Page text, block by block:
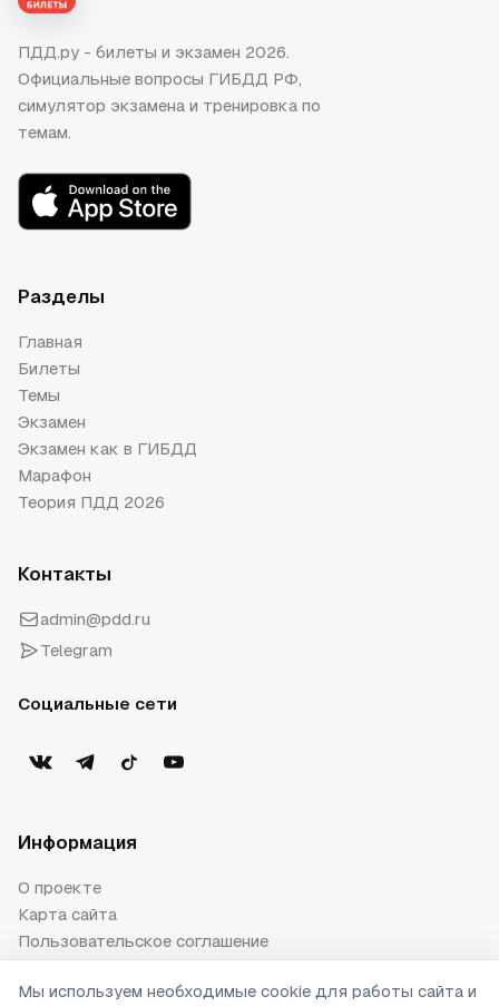
ПДД.ру - билеты и экзамен 2026.
Официальные вопросы ГИБДД РФ,
симулятор экзамена и тренировка по
темам.
Разделы
Главная
Билеты
Темы
Экзамен
Экзамен как в ГИБДД
Марафон
Теория ПДД 2026
Контакты
admin@pdd.ru
Telegram
Социальные сети
Информация
О проекте
Карта сайта
Пользовательское соглашение
Публичная оферта
Мы используем необходимые cookie для работы сайта и